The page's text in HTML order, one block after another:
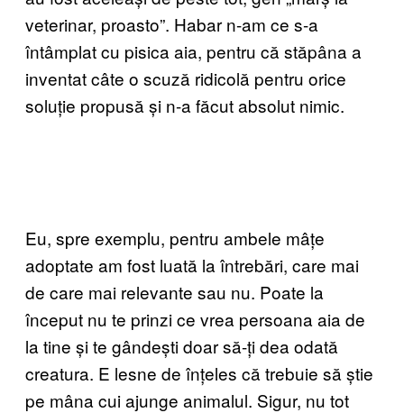
veterinar, proasto”. Habar n-am ce s-a
întâmplat cu pisica aia, pentru că stăpâna a
inventat câte o scuză ridicolă pentru orice
soluție propusă și n-a făcut absolut nimic.
Eu, spre exemplu, pentru ambele mâțe
adoptate am fost luată la întrebări, care mai
de care mai relevante sau nu. Poate la
început nu te prinzi ce vrea persoana aia de
la tine și te gândești doar să-ți dea odată
creatura. E lesne de înțeles că trebuie să știe
pe mâna cui ajunge animalul. Sigur, nu tot